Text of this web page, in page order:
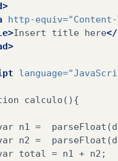
http-equiv="Content-
Insert title here
language=
calculo(){
n1 =
n2 =
total = n1 + n2;